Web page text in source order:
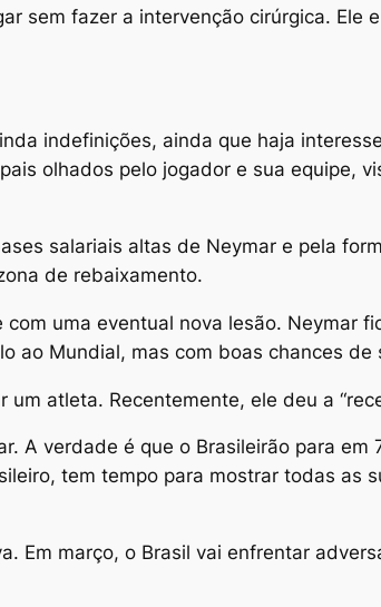
sem fazer a intervenção cirúrgica. Ele
indefinições, ainda que haja
olhados pelo jogador e sua equipe,
salariais altas de Neymar e pela
de rebaixamento.
uma eventual nova lesão. Neymar
ao Mundial, mas com boas chances de
atleta. Recentemente, ele deu a
A verdade é que o Brasileirão para
tem tempo para mostrar todas as
Em março, o Brasil vai enfrentar